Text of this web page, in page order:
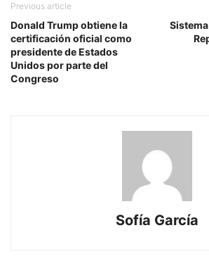
Previous article
Donald Trump obtiene la
certificación oficial como
presidente de Estados
Unidos por parte del
Congreso
Sofía García